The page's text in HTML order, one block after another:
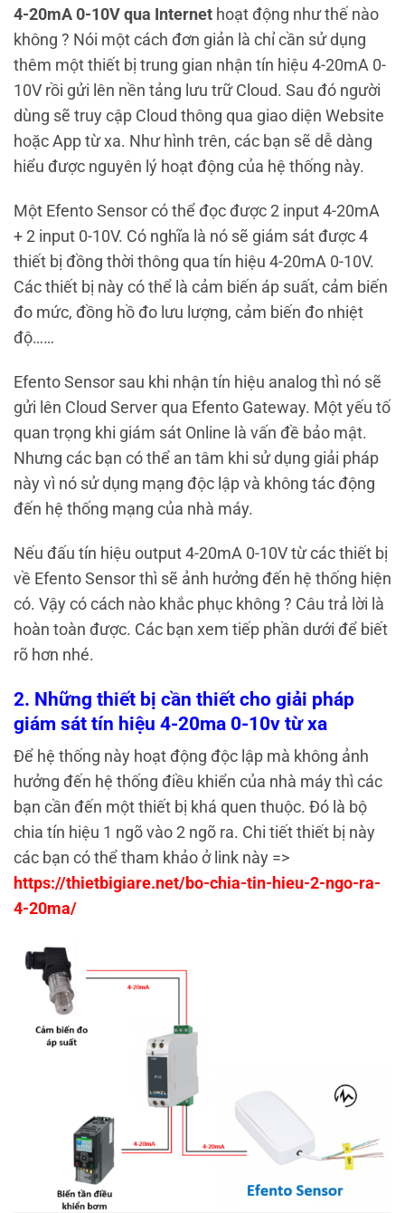
4-20mA 0-10V qua Internet hoạt động như thế nào
không ? Nói một cách đơn giản là chỉ cần sử dụng
thêm một thiết bị trung gian nhận tín hiệu 4-20mA 0-
10V rồi gửi lên nền tảng lưu trữ Cloud. Sau đó người
dùng sẽ truy cập Cloud thông qua giao diện Website
hoặc App từ xa. Như hình trên, các bạn sẽ dễ dàng
hiểu được nguyên lý hoạt động của hệ thống này.
Một Efento Sensor có thể đọc được 2 input 4-20mA
+ 2 input 0-10V. Có nghĩa là nó sẽ giám sát được 4
thiết bị đồng thời thông qua tín hiệu 4-20mA 0-10V.
Các thiết bị này có thể là cảm biến áp suất, cảm biến
đo mức, đồng hồ đo lưu lượng, cảm biến đo nhiệt
độ……
Efento Sensor sau khi nhận tín hiệu analog thì nó sẽ
gửi lên Cloud Server qua Efento Gateway. Một yếu tố
quan trọng khi giám sát Online là vấn đề bảo mật.
Nhưng các bạn có thể an tâm khi sử dụng giải pháp
này vì nó sử dụng mạng độc lập và không tác động
đến hệ thống mạng của nhà máy.
Nếu đấu tín hiệu output 4-20mA 0-10V từ các thiết bị
về Efento Sensor thì sẽ ảnh hưởng đến hệ thống hiện
có. Vậy có cách nào khắc phục không ? Câu trả lời là
hoàn toàn được. Các bạn xem tiếp phần dưới để biết
rõ hơn nhé.
2. Những thiết bị cần thiết cho giải pháp
giám sát tín hiệu 4-20ma 0-10v từ xa
Để hệ thống này hoạt động độc lập mà không ảnh
hưởng đến hệ thống điều khiển của nhà máy thì các
bạn cần đến một thiết bị khá quen thuộc. Đó là bộ
chia tín hiệu 1 ngõ vào 2 ngõ ra. Chi tiết thiết bị này
các bạn có thể tham khảo ở link này =>
https://thietbigiare.net/bo-chia-tin-hieu-2-ngo-ra-
4-20ma/